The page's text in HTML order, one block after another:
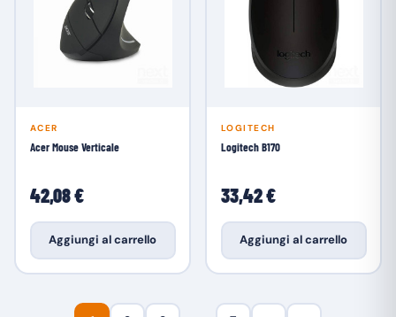
ACER
Acer Mouse Verticale
42,08 €
Aggiungi al carrello
LOGITECH
Logitech B170
33,42 €
Aggiungi al carrello